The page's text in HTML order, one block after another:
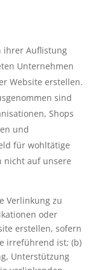
ihrer Auflistung
Unternehmen
Website erstellen.
sind
Shops
und
für wohltätige
nicht auf unsere
Verlinkung zu
oder
erstellen, sofern
irreführend ist; (b)
Unterstützung